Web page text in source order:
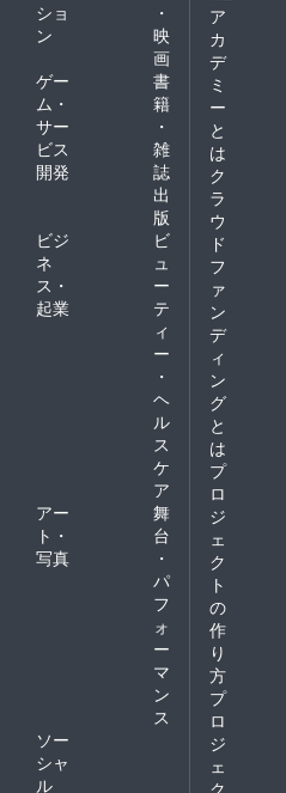
ショ
ン
・
映
画
ゲー
ム・
サー
ビス
開発
書
籍
・
雑
誌
出
版
ビジ
ネ
ス・
起業
ビ
ュ
ー
テ
ィ
ー
・
ヘ
ル
ス
ケ
ア
アー
ト・
写真
舞
台
・
パ
フ
ォ
ー
マ
ン
ス
ソー
シャ
ル
ア
カ
デ
ミ
ー
と
は
ク
ラ
ウ
ド
フ
ァ
ン
デ
ィ
ン
グ
と
は
プ
ロ
ジ
ェ
ク
ト
の
作
り
方
プ
ロ
ジ
ェ